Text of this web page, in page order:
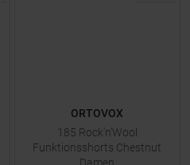
ORTOVOX
185 Rock'n'Wool
Funktionsshorts Chestnut